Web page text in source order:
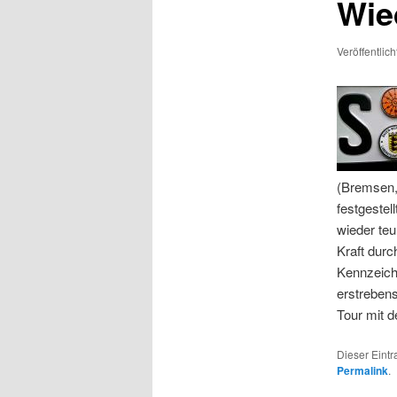
wieder
Kraft
Tour mit
Dieser
Permalink.